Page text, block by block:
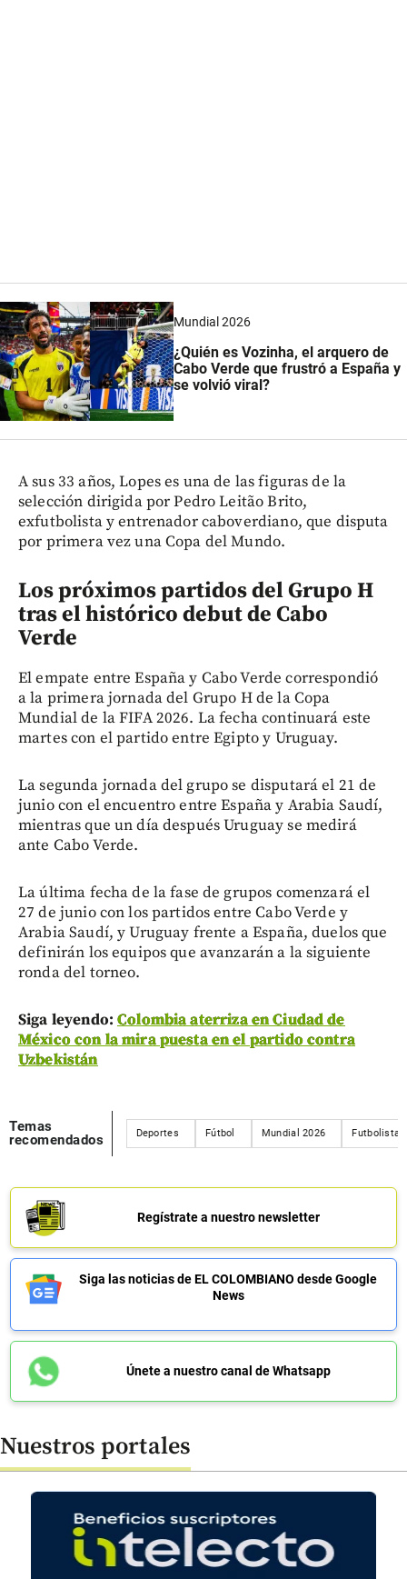
Mundial 2026
¿Quién es Vozinha, el arquero de
Cabo Verde que frustró a España y
se volvió viral?
A sus 33 años, Lopes es una de las figuras de la
selección dirigida por Pedro Leitão Brito,
exfutbolista y entrenador caboverdiano, que disputa
por primera vez una Copa del Mundo.
Los próximos partidos del Grupo H
tras el histórico debut de Cabo
Verde
El empate entre España y Cabo Verde correspondió
a la primera jornada del Grupo H de la Copa
Mundial de la FIFA 2026. La fecha continuará este
martes con el partido entre Egipto y Uruguay.
La segunda jornada del grupo se disputará el 21 de
junio con el encuentro entre España y Arabia Saudí,
mientras que un día después Uruguay se medirá
ante Cabo Verde.
La última fecha de la fase de grupos comenzará el
27 de junio con los partidos entre Cabo Verde y
Arabia Saudí, y Uruguay frente a España, duelos que
definirán los equipos que avanzarán a la siguiente
ronda del torneo.
Siga leyendo:Colombia aterriza en Ciudad de
México con la mira puesta en el partido contra
Uzbekistán
Temas
recomendados
Deportes Fútbol Mundial 2026 Futbolistas
Regístrate a nuestro newsletter
Siga las noticias de EL COLOMBIANO desde Google
News
Únete a nuestro canal de Whatsapp
Nuestros portales